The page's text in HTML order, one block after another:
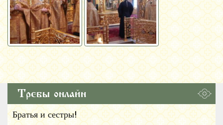
Требы онлайн
Братья и сестры!